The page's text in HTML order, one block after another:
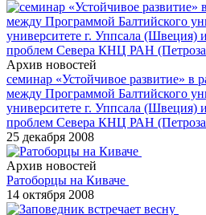
Архив новостей
семинар «Устойчивое развитие» в
между Программой Балтийского
университете г. Уппсала (Швеция)
проблем Севера КНЦ РАН
25 декабря 2008
Архив новостей
Ратоборцы на Киваче
14 октября 2008